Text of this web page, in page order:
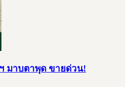
มาบตาพุด ขายด่วน!